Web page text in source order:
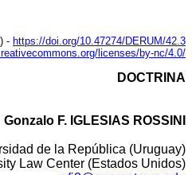
- https://doi.org/10.47274/DERUM/42.3
licenses/by-nc/4.0/
DOCTRINA
Gonzalo F. IGLESIAS ROSSINI
de la República (Uruguay)
Law Center (Estados Unidos)